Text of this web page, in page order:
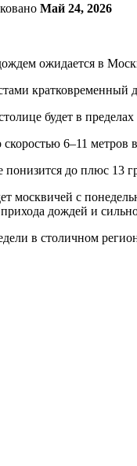
Май 24, 2026
будет в
скоростью 6–11
до плюс 13
москвичей с
дождей и
в столичном